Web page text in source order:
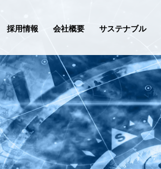
採用情報 会社概要 サステナブル